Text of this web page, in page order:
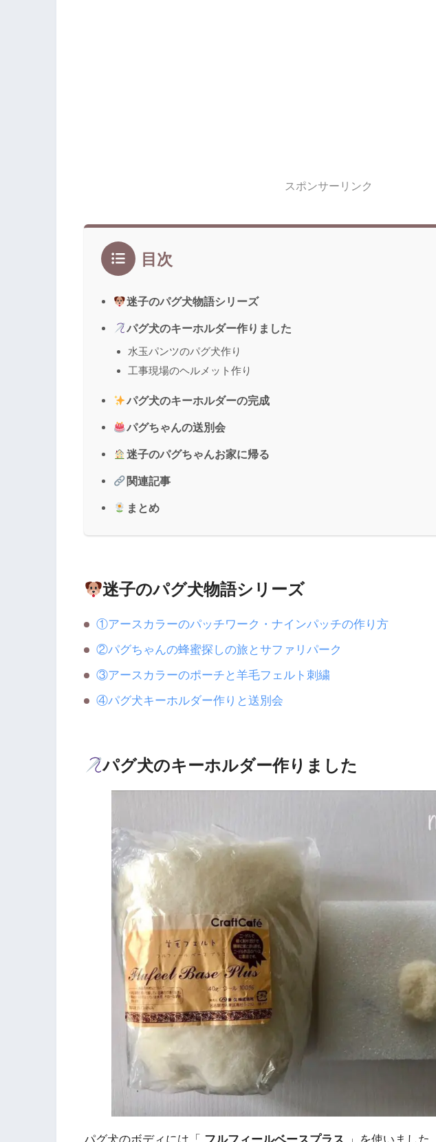
スポンサーリンク
目次
迷子のパグ犬物語シリーズ
パグ犬のキーホルダー作りました
水玉パンツのパグ犬作り
工事現場のヘルメット作り
パグ犬のキーホルダーの完成
パグちゃんの送別会
迷子のパグちゃんお家に帰る
関連記事
まとめ
迷子のパグ犬物語シリーズ
①アースカラーのパッチワーク・ナインパッチの作り方
②パグちゃんの蜂蜜探しの旅とサファリパーク
③アースカラーのポーチと羊毛フェルト刺繍
④パグ犬キーホルダー作りと送別会
パグ犬のキーホルダー作りました